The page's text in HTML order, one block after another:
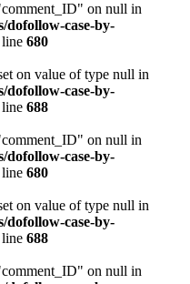
on null in
case-by-
680
on value of type null in
case-by-
688
on null in
case-by-
680
on value of type null in
case-by-
688
on null in